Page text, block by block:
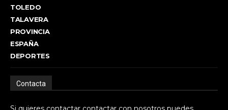
TOLEDO
TALAVERA
PROVINCIA
ESPAÑA
DEPORTES
Contacta